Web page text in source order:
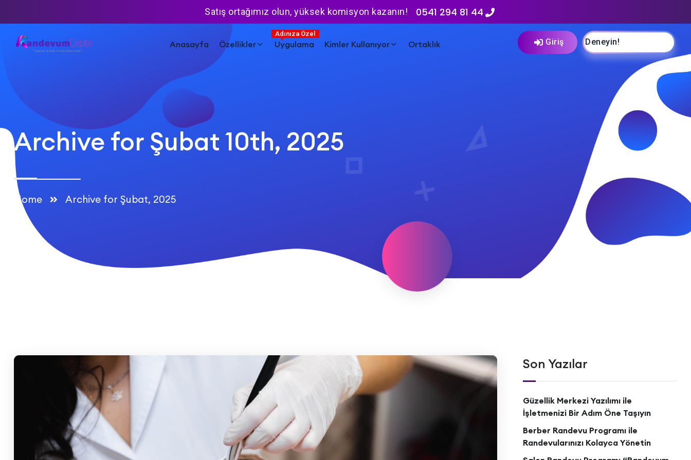
Satış ortağımız olun, yüksek komisyon kazanın! 0541 294 81 44
Anasayfa Özellikler
Adınıza Özel
Uygulama Kimler Kullanıyor Ortaklık Giriş Ücretsiz Deneyin!
Archive for Şubat 10th, 2025
Home Archive for Şubat, 2025
Son Yazılar
Güzellik Merkezi Yazılımı ile
İşletmenizi Bir Adım Öne Taşıyın
Berber Randevu Programı ile
Randevularınızı Kolayca Yönetin